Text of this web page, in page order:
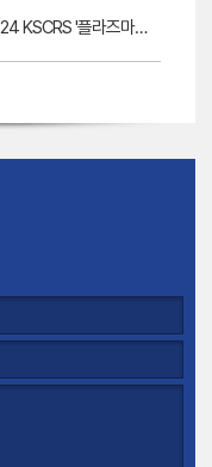
[소식] 강성용원장, 2024 KSCRS '플라즈마 스마일(Plasma SMILE)' 강연